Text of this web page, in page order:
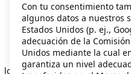
Application error: a client-
loadingsecondhand.ikea.com
Con tu consentimiento
algunos datos a nuestros
Estados Unidos (p. ej.,
adecuación de la
Unidos mediante la cual
garantiza un nivel